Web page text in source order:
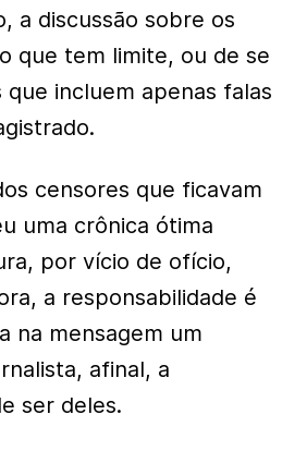
a discussão sobre os
que tem limite, ou de se
incluem apenas falas
censores que ficavam
uma crônica ótima
por vício de ofício,
a responsabilidade é
na mensagem um
afinal, a
ser deles.